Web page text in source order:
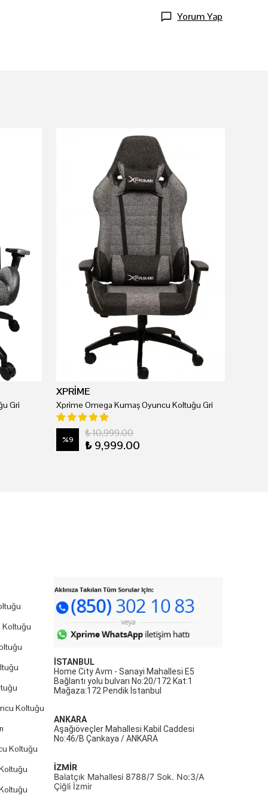
Yorum Yap
Gri
XPRİME
Xprime Omega Kumaş Oyuncu Koltuğu Gri
%9
₺ 10,999.00
₺ 9,999.00
Koltuğu
Koltuğu
Koltuğu
İSTANBUL
Home City Avm - Sanayi Mahallesi E5
Bağlantı yolu bulvarı No:20/172 Kat:1
Mağaza:172 Pendik İstanbul
ANKARA
Aşağıöveçler Mahallesi Kabil Caddesi
No:46/B Çankaya / ANKARA
İZMİR
Balatçık Mahallesi 8788/7 Sok. No:3/A
Çiğli İzmir